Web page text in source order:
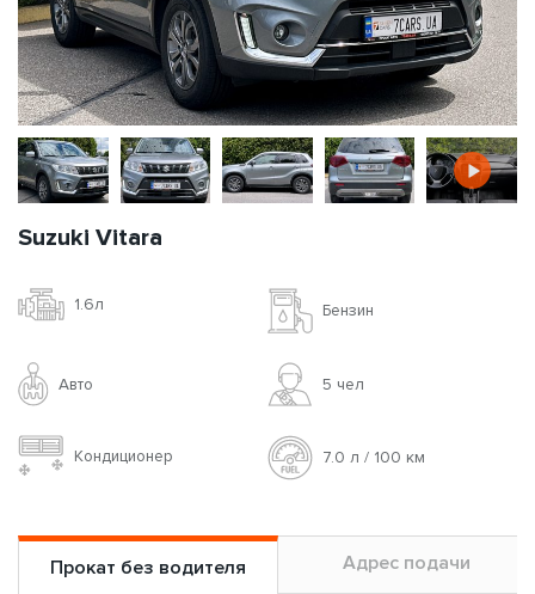
Suzuki Vitara
1.6л Бензин
Авто 5 чел
Кондиционер 7.0 л / 100 км
Прокат без водителя Адрес подачи